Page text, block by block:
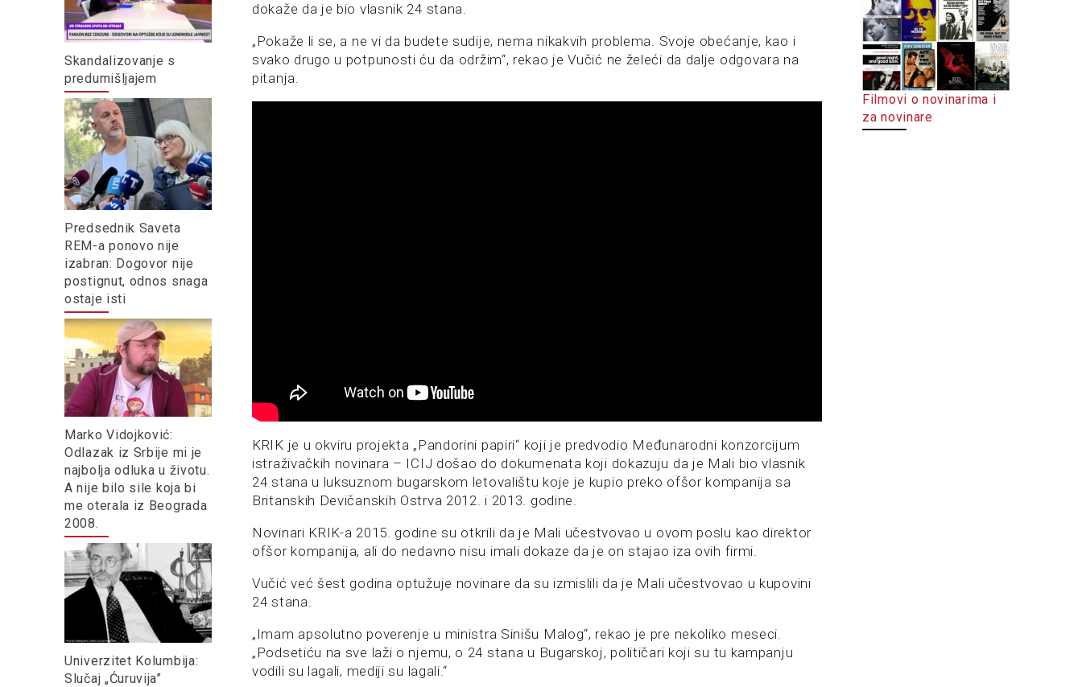
Skandalizovanje s
predumišljajem
Predsednik Saveta
REM-a ponovo nije
izabran: Dogovor nije
postignut, odnos snaga
ostaje isti
Marko Vidojković:
Odlazak iz Srbije mi je
najbolja odluka u životu.
A nije bilo sile koja bi
me oterala iz Beograda
2008.
Univerzitet Kolumbija:
Slučaj „Ćuruvija”
dokaže da je bio vlasnik 24 stana.
„Pokaže li se, a ne vi da budete sudije, nema nikakvih problema. Svoje obećanje, kao i
svako drugo u potpunosti ću da održim“, rekao je Vučić ne želeći da dalje odgovara na
pitanja.
KRIK je u okviru projekta „Pandorini papiri“ koji je predvodio Međunarodni konzorcijum
istraživačkih novinara – ICIJ došao do dokumenata koji dokazuju da je Mali bio vlasnik
24 stana u luksuznom bugarskom letovalištu koje je kupio preko ofšor kompanija sa
Britanskih Devičanskih Ostrva 2012. i 2013. godine.
Novinari KRIK-a 2015. godine su otkrili da je Mali učestvovao u ovom poslu kao direktor
ofšor kompanija, ali do nedavno nisu imali dokaze da je on stajao iza ovih firmi.
Vučić već šest godina optužuje novinare da su izmislili da je Mali učestvovao u kupovini
24 stana.
„Imam apsolutno poverenje u ministra Sinišu Malog“, rekao je pre nekoliko meseci.
„Podsetiću na sve laži o njemu, o 24 stana u Bugarskoj, političari koji su tu kampanju
vodili su lagali, mediji su lagali.“
Filmovi o novinarima i
za novinare